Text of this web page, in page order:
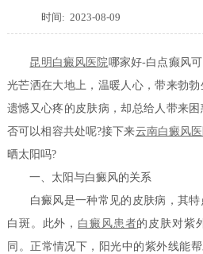
时间: 2023-08-09
昆明白癜风医院哪家好-白点癫风
光芒洒在大地上，温暖人心，带来勃
遗憾又心疼的皮肤病，却总给人带来
否可以相容共处呢?接下来云南白癜风
晒太阳吗?
一、太阳与白癜风的关系
白癜风是一种常见的皮肤病，其特
白斑。此外， 白癜风患者的皮肤对紫
同。正常情况下，阳光中的紫外线能